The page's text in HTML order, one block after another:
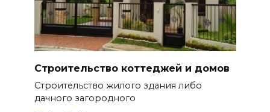
Строительство коттеджей и домов
Строительство жилого здания либо
дачного загородного